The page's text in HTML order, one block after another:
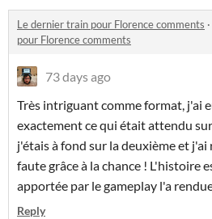
Le dernier train pour Florence comments ·
pour Florence comments
73 days ago
Très intriguant comme format, j'ai
exactement ce qui était attendu
j'étais à fond sur la deuxième et j'ai
faute grâce à la chance ! L'histoire
apportée par le gameplay l'a
Reply